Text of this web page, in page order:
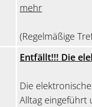
mehr
(Regelmäßige
Entfällt!!! Die
Die
Alltag eingeführt